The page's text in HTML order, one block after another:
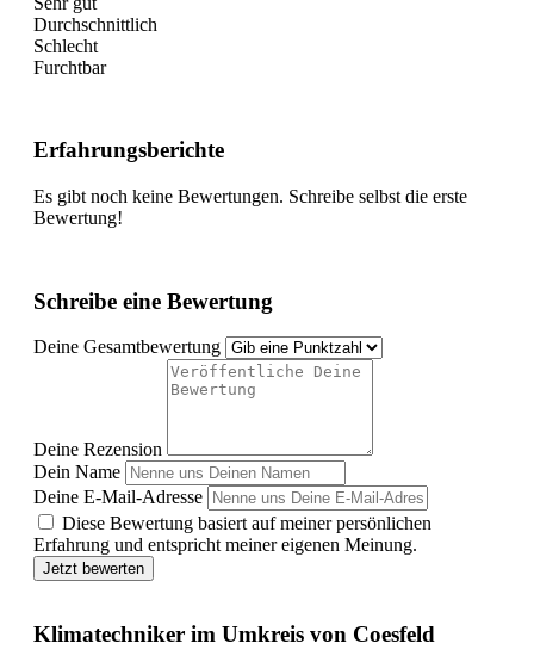
Durchschnittlich
Schlecht
Furchtbar
Erfahrungsberichte
Es gibt noch keine Bewertungen. Schreibe selbst die erste
Bewertung!
Schreibe eine Bewertung
Deine Gesamtbewertung
Deine Rezension
Dein Name
Deine E-Mail-Adresse
Diese Bewertung basiert auf meiner persönlichen
Erfahrung und entspricht meiner eigenen Meinung.
Jetzt bewerten
Klimatechniker im Umkreis von Coesfeld